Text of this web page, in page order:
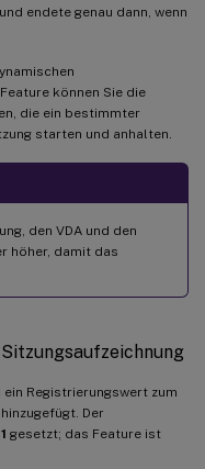
endete genau dann, wenn
können Sie die
die ein bestimmter
starten und anhalten.
den VDA und den
höher, damit das
Registrierungswert zum
Der
1 gesetzt; das Feature ist